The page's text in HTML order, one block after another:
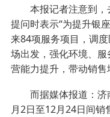
本报记者注意到，
提问时表示“为提升银
来84项服务项目，调度
场出发，强化环境、
营能力提升，带动销售
而据媒体报道：济
月2日至12月24日间销